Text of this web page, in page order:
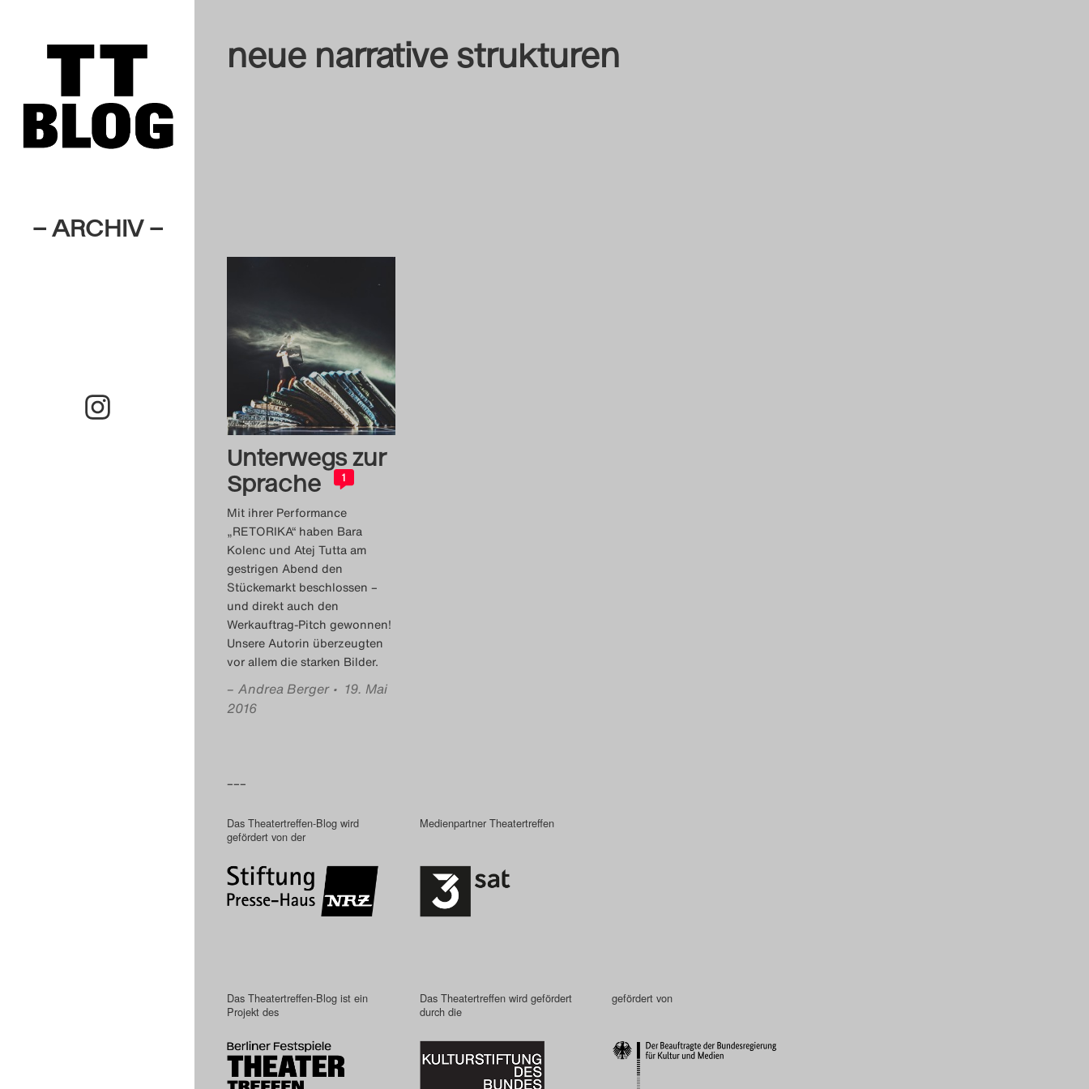
– ARCHIV –
neue narrative strukturen
Unterwegs zur
Sprache
1
Mit ihrer Performance
„RETORIKA“ haben Bara
Kolenc und Atej Tutta am
gestrigen Abend den
Stückemarkt beschlossen –
und direkt auch den
Werkauftrag-Pitch gewonnen!
Unsere Autorin überzeugten
vor allem die starken Bilder.
– Andrea Berger • 19. Mai
2016
–––
Das Theatertreffen-Blog wird
gefördert von der
Medienpartner Theatertreffen
Das Theatertreffen-Blog ist ein
Projekt des
Das Theatertreffen wird gefördert
durch die
gefördert von